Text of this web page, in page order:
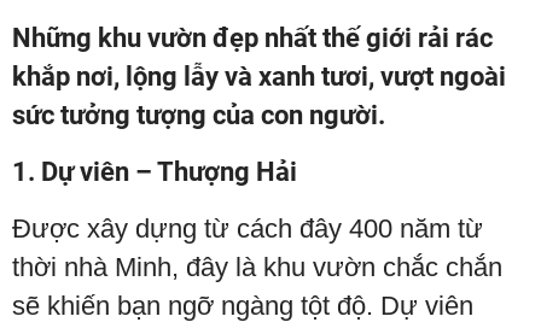
Những khu vườn đẹp nhất thế giới rải rác
khắp nơi, lộng lẫy và xanh tươi, vượt ngoài
sức tưởng tượng của con người.
1. Dự viên – Thượng Hải
Được xây dựng từ cách đây 400 năm từ
thời nhà Minh, đây là khu vườn chắc chắn
sẽ khiến bạn ngỡ ngàng tột độ. Dự viên